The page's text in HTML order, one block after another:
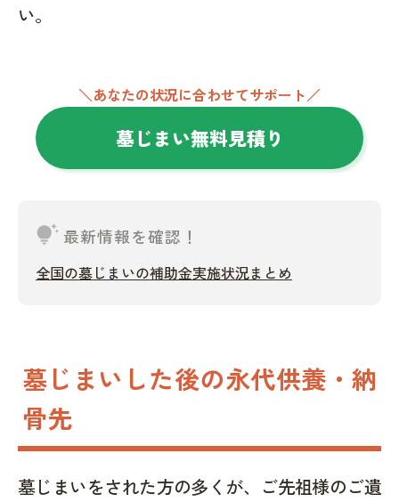
い。
＼あなたの状況に合わせてサポート／
墓じまい無料見積り
tips_and_updates 最新情報を確認！
全国の墓じまいの補助金実施状況まとめ
墓じまいした後の永代供養・納
骨先
墓じまいをされた方の多くが、ご先祖様のご遺